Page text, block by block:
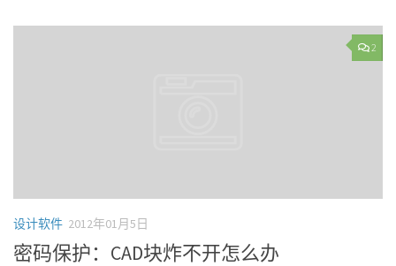
2
设计软件 2012年01月5日
密码保护：CAD块炸不开怎么办